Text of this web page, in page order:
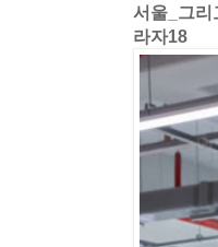
서울_그리
라자18